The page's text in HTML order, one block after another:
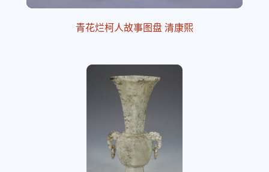
青花烂柯人故事图盘 清康熙